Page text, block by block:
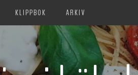
KLIPPBOK ARKIV